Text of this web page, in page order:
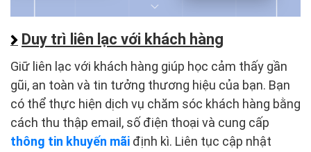
Duy trì liên lạc với khách hàng
Giữ liên lạc với khách hàng giúp học cảm thấy gần
gũi, an toàn và tin tưởng thương hiệu của bạn. Bạn
có thể thực hiện dịch vụ chăm sóc khách hàng bằng
cách thu thập email, số điện thoại và cung cấp
thông tin khuyến mãi định kì. Liên tục cập nhật